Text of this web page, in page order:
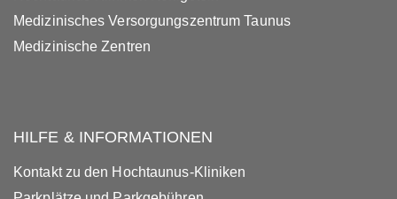
Medizinisches Versorgungszentrum Taunus
Medizinische Zentren
HILFE & INFORMATIONEN
Kontakt zu den Hochtaunus-Kliniken